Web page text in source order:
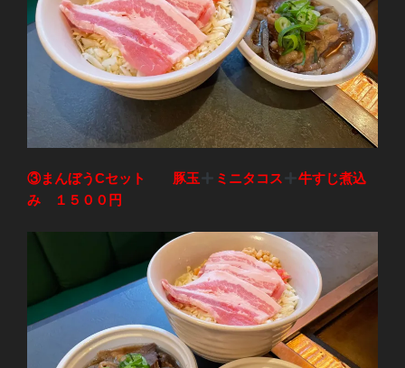
③まんぼうCセット 豚玉 ミニタコス
牛すじ煮込
み １５００円